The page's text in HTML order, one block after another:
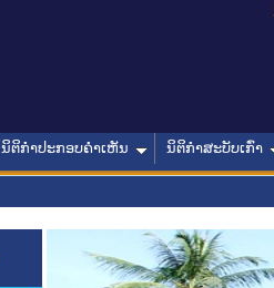
ນິຕິກໍາປະກອບຄໍາເຫັນ ນິຕິກໍາສະບັບເກົ່າ